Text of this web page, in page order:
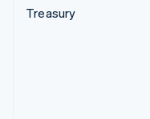
Treasury